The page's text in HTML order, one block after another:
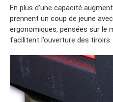
En plus d’une capacité
prennent un coup de jeune
ergonomiques, pensées sur le
facilitent l’ouverture des tiroirs.